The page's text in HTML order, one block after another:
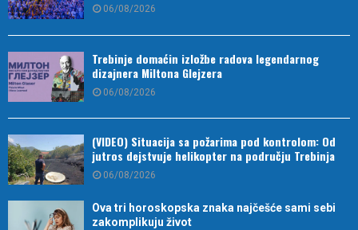
06/08/2026
Trebinje domaćin izložbe radova legendarnog
dizajnera Miltona Glejzera
06/08/2026
(VIDEO) Situacija sa požarima pod kontrolom: Od
jutros dejstvuje helikopter na području Trebinja
06/08/2026
Ova tri horoskopska znaka najčešće sami sebi
zakomplikuju život